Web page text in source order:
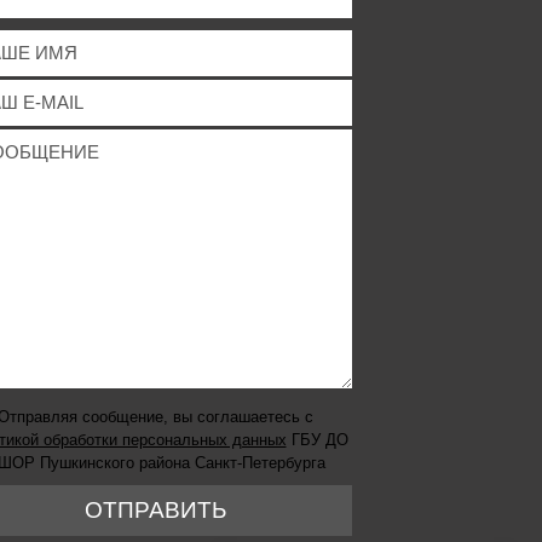
Отправляя сообщение, вы соглашаетесь с
обработки персональных данных ГБУ ДО
Пушкинского района Санкт-Петербурга
ОТПРАВИТЬ